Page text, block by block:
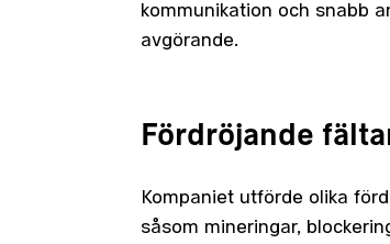
kommunikation och snabb
avgörande.
Fördröjande
Kompaniet utförde olika
såsom mineringar,